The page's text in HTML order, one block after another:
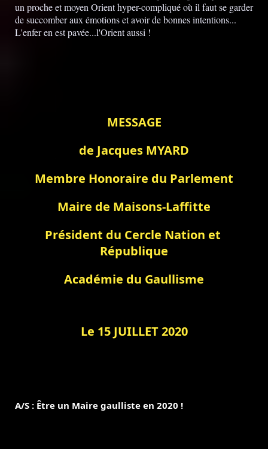
un proche et moyen Orient hyper-compliqué où il faut se garder
de succomber aux émotions et avoir de bonnes intentions...
L'enfer en est pavée...l'Orient aussi !
MESSAGE
de Jacques MYARD
Membre Honoraire du Parlement
Maire de Maisons-Laffitte
Président du Cercle Nation et
République
Académie du Gaullisme
Le 15 JUILLET 2020
A/S : Être un Maire gaulliste en 2020 !